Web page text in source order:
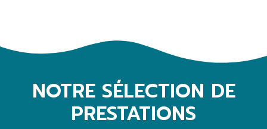
NOTRE SÉLECTION DE
PRESTATIONS